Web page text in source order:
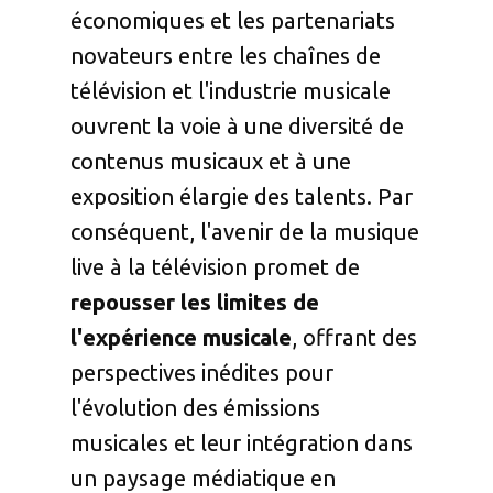
économiques et les partenariats
novateurs entre les chaînes de
télévision et l'industrie musicale
ouvrent la voie à une diversité de
contenus musicaux et à une
exposition élargie des talents. Par
conséquent, l'avenir de la musique
live à la télévision promet de
repousser les limites de
l'expérience musicale, offrant des
perspectives inédites pour
l'évolution des émissions
musicales et leur intégration dans
un paysage médiatique en